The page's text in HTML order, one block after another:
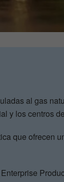
al gas
y los centros
que ofrecen